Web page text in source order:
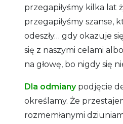
przegapiłyśmy kilka lat
przegapiłyśmy szanse,
odeszły… gdy okazuje
się z naszymi celami
na głowę, bo nigdy się
Dla odmianypodjęcie
określamy. Że
rozmemłanymi